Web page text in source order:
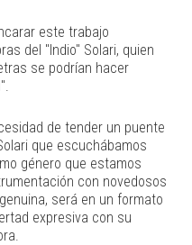
este trabajo
del "Indio" Solari, quien
se podrían hacer
de tender un puente
que escuchábamos
género que estamos
con novedosos
será en un formato
expresiva con su